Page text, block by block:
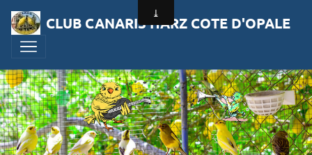
CLUB CANARIS HARZ COTE D'OPALE